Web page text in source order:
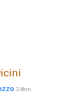
2,8km